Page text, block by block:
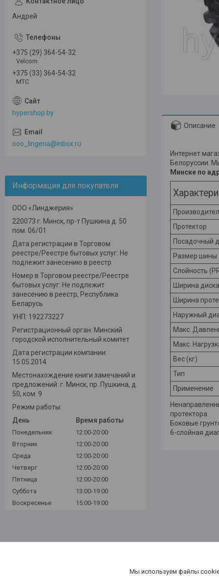
Описание
Интернет
Белоруссии.
Минске по
Протектор
Посадочный
Размер шины
Слойность
Ширина
Ширина
Наружный
Макс.
Макс.
Вес (кг)
Тип
Применение
протектора.
Боковые
6-слойная
Андрей
+375 (29) 364-54-32
Velcom
+375 (33) 364-54-32
МТС
hypershop.by
ooo_lingeria@inbox.ru
Информация для покупателя
ООО «Линджерия»
220073 г. Минск, пр-т Пушкина д. 50
пом. 06/01
Дата регистрации в Торговом
реестре/Реестре бытовых услуг: Не
подлежит занесению в реестр
Номер в Торговом реестре/Реестре
бытовых услуг: Не подлежит
занесению в реестр, Республика
Беларусь
УНП: 192273227
Регистрационный орган: Минский
городской исполнительный комитет
Дата регистрации компании:
15.05.2014
Местонахождение книги замечаний и
предложений: г. Минск, пр. Пушкина, д.
50, ком. 9
Режим работы:
День
Время работы
Понедельник
12:00-20:00
Вторник
12:00-20:00
Среда
12:00-20:00
Четверг
12:00-20:00
Пятница
12:00-20:00
Суббота
13:00-19:00
Воскресенье
15:00-19:00
Мы используем файлы